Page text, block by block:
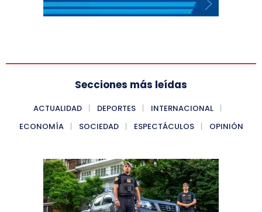
Secciones más leídas
ACTUALIDAD DEPORTES
INTERNACIONAL
ECONOMÍA
SOCIEDAD ESPECTÁCULOS OPINIÓN